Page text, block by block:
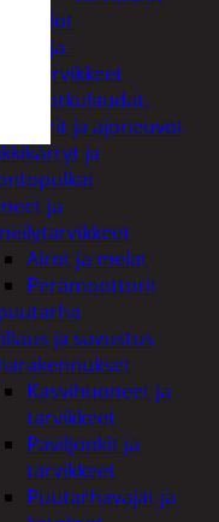
Valot
ja -
ja ajoneuvot
ja
ja
Airot ja melat
Perämoottorit
ja savustus
Kasvihuoneet ja
tarvikkeet
Paviljonkit ja
tarvikkeet
Puutarhavajat ja